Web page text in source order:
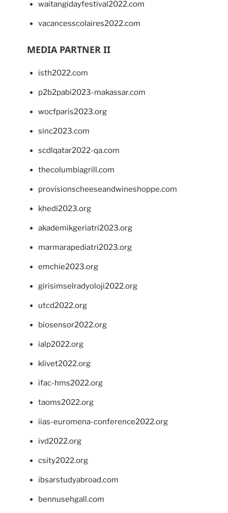
waitangidayfestival2022.com
vacancesscolaires2022.com
MEDIA PARTNER II
isth2022.com
p2b2pabi2023-makassar.com
wocfparis2023.org
sinc2023.com
scdlqatar2022-qa.com
thecolumbiagrill.com
provisionscheeseandwineshoppe.com
khedi2023.org
akademikgeriatri2023.org
marmarapediatri2023.org
emchie2023.org
girisimselradyoloji2022.org
utcd2022.org
biosensor2022.org
ialp2022.org
klivet2022.org
ifac-hms2022.org
taoms2022.org
iias-euromena-conference2022.org
ivd2022.org
csity2022.org
ibsarstudyabroad.com
bennusehgall.com